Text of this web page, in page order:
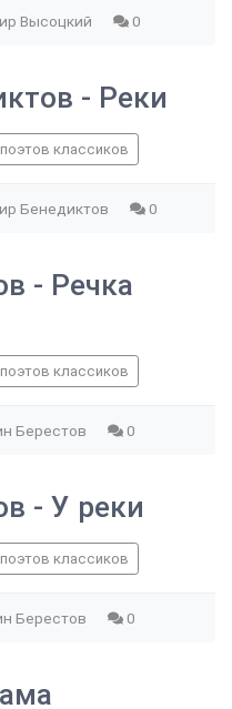
Высоцкий 0
- Реки
классиков
Бенедиктов 0
- Речка
классиков
Берестов 0
- У реки
классиков
Берестов 0